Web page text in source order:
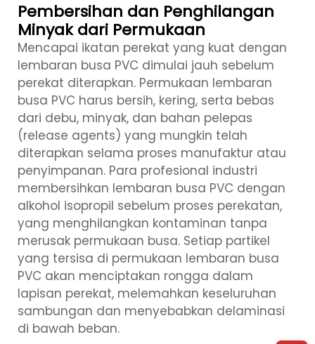
Pembersihan dan Penghilangan
Minyak dari Permukaan
Mencapai ikatan perekat yang kuat dengan
lembaran busa PVC dimulai jauh sebelum
perekat diterapkan. Permukaan lembaran
busa PVC harus bersih, kering, serta bebas
dari debu, minyak, dan bahan pelepas
(release agents) yang mungkin telah
diterapkan selama proses manufaktur atau
penyimpanan. Para profesional industri
membersihkan lembaran busa PVC dengan
alkohol isopropil sebelum proses perekatan,
yang menghilangkan kontaminan tanpa
merusak permukaan busa. Setiap partikel
yang tersisa di permukaan lembaran busa
PVC akan menciptakan rongga dalam
lapisan perekat, melemahkan keseluruhan
sambungan dan menyebabkan delaminasi
di bawah beban.